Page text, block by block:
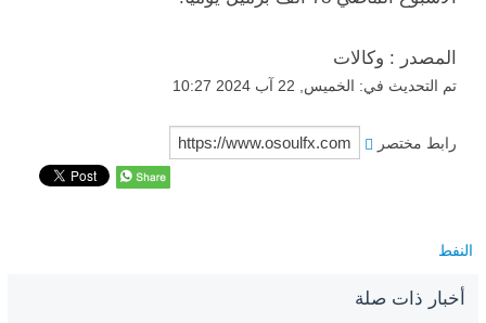
المصدر : وكالات
تم التحديث في: الخميس, 22 آب 2024 10:27
رابط مختصر
النفط
أخبار ذات صلة